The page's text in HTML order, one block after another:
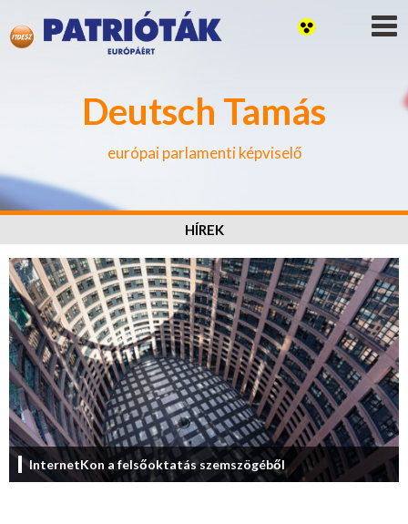
Deutsch Tamás
európai parlamenti képviselő
HÍREK
InternetKon a felsőoktatás szemszögéből